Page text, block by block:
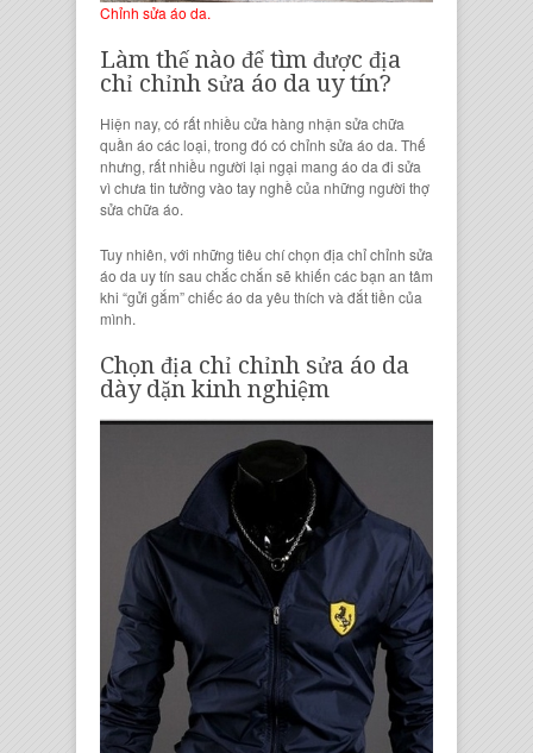
Chỉnh sửa áo da.
Làm thế nào để tìm được địa
chỉ chỉnh sửa áo da uy tín?
Hiện nay, có rất nhiều cửa hàng nhận sửa chữa
quần áo các loại, trong đó có chỉnh sửa áo da. Thế
nhưng, rất nhiều người lại ngại mang áo da đi sửa
vì chưa tin tưởng vào tay nghề của những người thợ
sửa chữa áo.
Tuy nhiên, với những tiêu chí chọn địa chỉ chỉnh sửa
áo da uytín sau chắc chắn sẽ khiến các bạn an tâm
khi “gửi gắm”chiếc áo da yêu thích và đắt tiền của
mình.
Chọn địa chỉ chỉnh sửa áo da
dày dặn kinh nghiệm